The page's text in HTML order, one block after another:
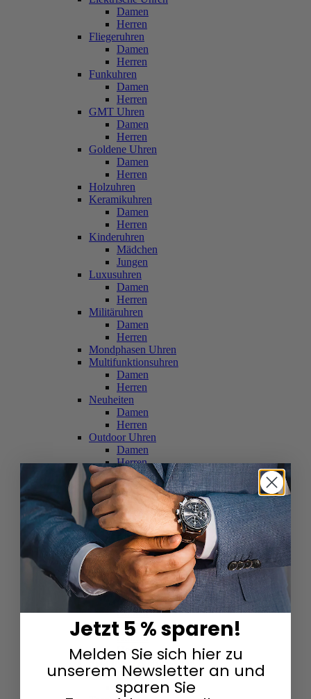
Damen
Herren
Fliegeruhren
Damen
Herren
Funkuhren
Damen
Herren
GMT Uhren
Damen
Herren
Goldene Uhren
Damen
Herren
Holzuhren
Keramikuhren
Damen
Herren
Kinderuhren
Mädchen
Jungen
Luxusuhren
Damen
Herren
Militäruhren
Damen
Herren
Mondphasen Uhren
Multifunktionsuhren
Damen
Herren
Neuheiten
Damen
Herren
Outdoor Uhren
Damen
Herren
Schweizer Uhren
Damen
Herren
Skelettuhren
Damen
Herren
Smartwatches
Damen
Herren
Solaruhren
Herren
Damen
Sportuhren
Damen
Herren
Swarovski & Edelsteine
Damen
Herren
Jetzt 5 % sparen!
Melden Sie sich hier zu
unserem Newsletter an und
sparen Sie